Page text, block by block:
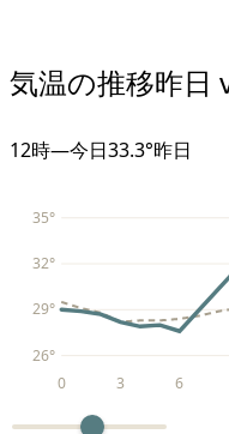
気温の推移昨日
12時—今日33.3°昨日
26°
29°
32°
35°
0 3 6